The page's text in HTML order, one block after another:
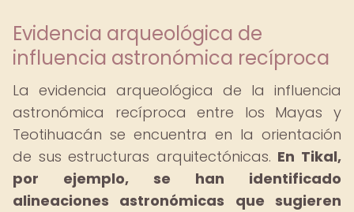
Evidencia arqueológica de
influencia astronómica recíproca
La evidencia arqueológica de la influencia
astronómica recíproca entre los Mayas y
Teotihuacán se encuentra en la orientación
de sus estructuras arquitectónicas. En Tikal,
por ejemplo, se han identificado
alineaciones astronómicas que sugieren